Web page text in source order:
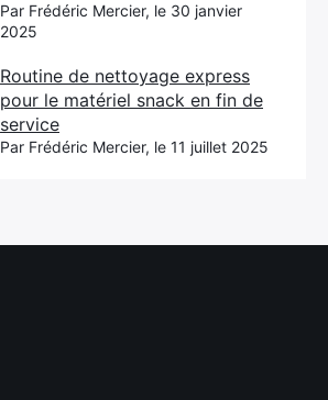
Par Frédéric Mercier, le 30 janvier
2025
Routine de nettoyage express
pour le matériel snack en fin de
service
Par Frédéric Mercier, le 11 juillet 2025